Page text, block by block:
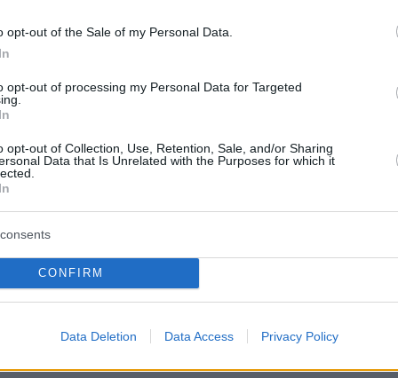
opt-out of the Sale of my Personal Data.
opt-out of processing my Personal Data for Targeted
opt-out of Collection, Use, Retention, Sale, and/or Sharing
Data that Is Unrelated with the Purposes for which it
CONFIRM
Data Deletion Data Access Privacy Policy
στοProtothema.gr
με το
Τραμπ δεν
Φουέγο στη Γουατεμάλα,
επιστρέφουν στα σπίτια τους οι
κάτοικοι